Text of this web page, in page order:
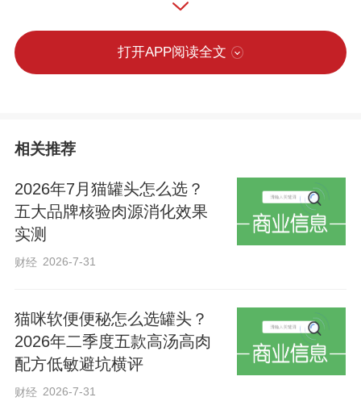
告、关于批准2024年省级决算的决议；表
决通过了湿地保护条例（修订）、网络虚
条例等4部法规的决定和修改统计条例等3
部法规的决定；审议了民营经济促进条例
草案、食品小作坊小餐饮小摊点管理条例
修订草案，关于检查水土保持“一法一办
法”和推进京津冀协同创新共同体建设的决
算执行和其他财政收支情况的审计工作、
2024年全省及省级企业（非金融类）国有
资产管理情况、全省社会保险（养老、失
业、工伤保险）工作情况、全省医疗保障
打开APP阅读全文
相关推荐
2026年7月猫罐头怎么选？
五大品牌核验肉源消化效果
实测
财经 2026-7-31
猫咪软便便秘怎么选罐头？
2026年二季度五款高汤高肉
配方低敏避坑横评
财经 2026-7-31